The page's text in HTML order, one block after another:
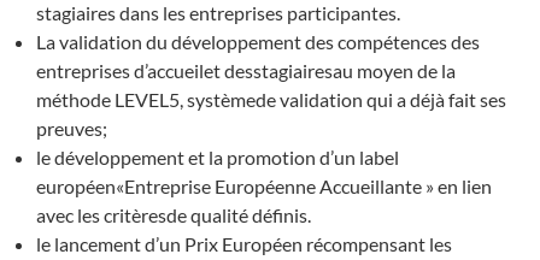
stagiaires dans les entreprises participantes.
La validation du développement des compétences des
entreprises d’accueilet desstagiairesau moyen de la
méthode LEVEL5, systèmede validation qui a déjà fait ses
preuves;
le développement et la promotion d’un label
européen«Entreprise Européenne Accueillante » en lien
avec les critèresde qualité définis.
le lancement d’un Prix Européen récompensant les